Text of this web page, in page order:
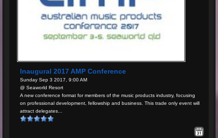
Inaugural 2017 AMP Conference
Sunday Sep 3 2017, 9:00 AM
@ Seaworld Resort
A new conference format for members of the music products industry, focusing
on professional development, fellowship and business. This trade only event will
attract delegates...